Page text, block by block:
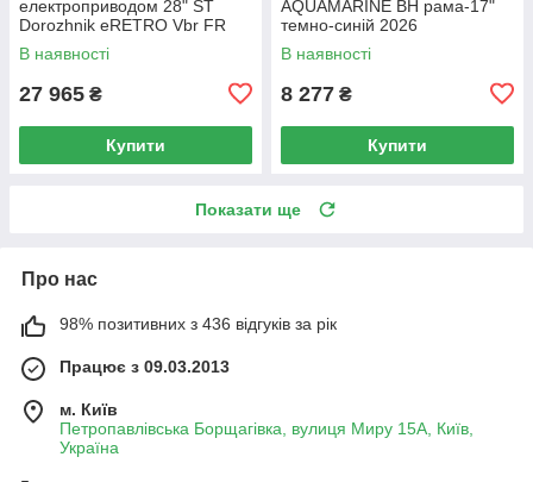
електроприводом 28" ST
Dorozhnik eRETRO Vbr FR
рама-19" 36B 13А*г 500Вт
темно-зелений 2026
В наявності
27 965 ₴
Купити
AQUAMARINE BH рама-17"
темно-синій 2026
В наявності
8 277 ₴
Купити
Показати ще
Про нас
98% позитивних з 436 відгуків за рік
Працює з 09.03.2013
м. Київ
Петропавлівська Борщагівка, вулиця Миру 15А, Київ,
Україна